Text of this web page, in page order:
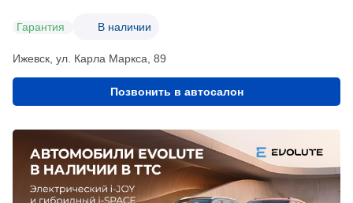
Гарантия В наличии
Ижевск, ул. Карла Маркса, 89
Позвонить в автосалон